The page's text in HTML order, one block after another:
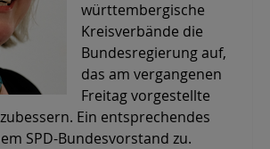
württembergische
Kreisverbände die
Bundesregierung auf,
das am vergangenen
Freitag vorgestellte
Ein entsprechendes
SPD-Bundesvorstand zu.